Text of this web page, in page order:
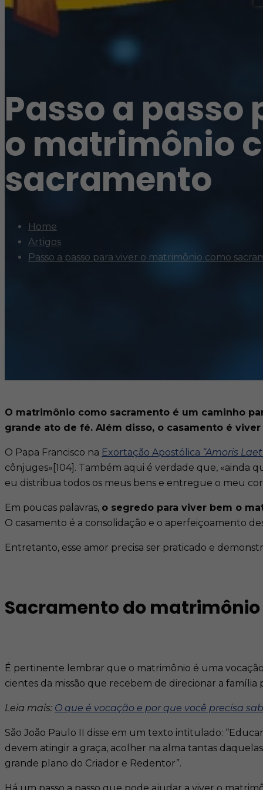
Passo a
o matrimônio
sacramento
Home
Artigos
Passo a passo para viver o matrimônio como
O matrimônio como sacramento é um caminho
grande ato de fé. Além disso, o casamento é
O Papa Francisco na Exortação Apostólica “Amoris
cônjuges»[104]. Também aqui é verdade que, «ainda
eu distribua todos os meus bens e entregue o meu
Em poucas palavras, o segredo para viver bem o
O casamento é a consolidação e o aperfeiçoamento
Entretanto, esse amor precisa ser praticado e
Sacramento do
É pertinente lembrar que o matrimônio é uma
cientes da missão que recebem de direcionar a
Leia mais: O que é vocação e por que você precisa
São João Paulo II disse em um texto intitulado:
devem atingir a graça, acolher na alma tantas
grande plano do Criador e Redentor”.